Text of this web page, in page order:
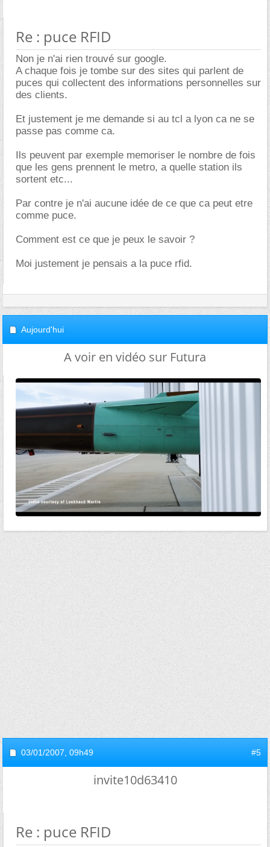
Re : puce RFID
Non je n'ai rien trouvé sur google.
A chaque fois je tombe sur des sites qui parlent de
puces qui collectent des informations personnelles sur
des clients.
Et justement je me demande si au tcl a lyon ca ne se
passe pas comme ca.
Ils peuvent par exemple memoriser le nombre de fois
que les gens prennent le metro, a quelle station ils
sortent etc...
Par contre je n'ai aucune idée de ce que ca peut etre
comme puce.
Comment est ce que je peux le savoir ?
Moi justement je pensais a la puce rfid.
Aujourd'hui
A voir en vidéo sur Futura
03/01/2007, 09h49 #5
invite10d63410
Re : puce RFID